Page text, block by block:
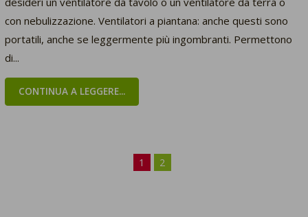
con nebulizzazione. Ventilatori a piantana: anche questi sono
portatili, anche se leggermente più ingombranti. Permettono
di...
CONTINUA A LEGGERE...
1 2